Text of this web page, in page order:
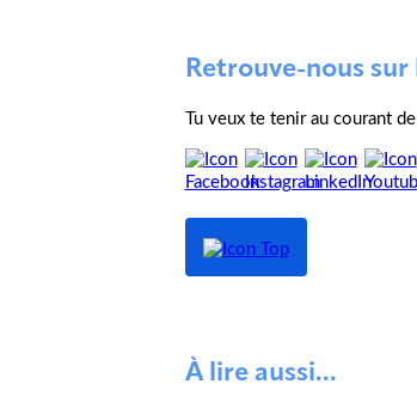
Retrouve-nous sur
Tu veux te tenir au courant
À lire aussi...